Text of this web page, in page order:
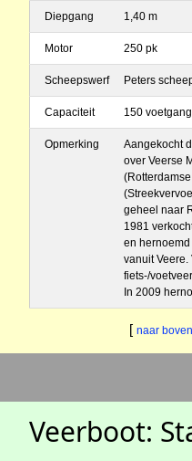
Diepgang 1,40 m
Motor 250 pk
Scheepswerf Peters
Capaciteit 150
Opmerking
Aangekocht
over Veerse
geheel naar
1981
en hernoemd
vanuit
fiets-/
In 2009
[ naar
Veerboot: